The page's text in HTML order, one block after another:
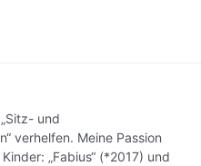
und
verhelfen. Meine Passion
„Fabius“ (*2017) und